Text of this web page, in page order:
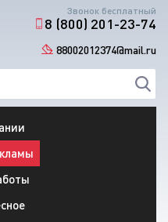
Звонок бесплатный
8 (800) 201-23-74
88002012374@mail.ru